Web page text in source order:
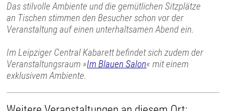
Das stilvolle Ambiente und die gemütlichen Sitzplätze
an Tischen stimmen den Besucher schon vor der
Veranstaltung auf einen unterhaltsamen Abend ein.
Im Leipziger Central Kabarett befindet sich zudem der
Veranstaltungsraum »Im Blauen Salon« mit einem
exklusivem Ambiente.